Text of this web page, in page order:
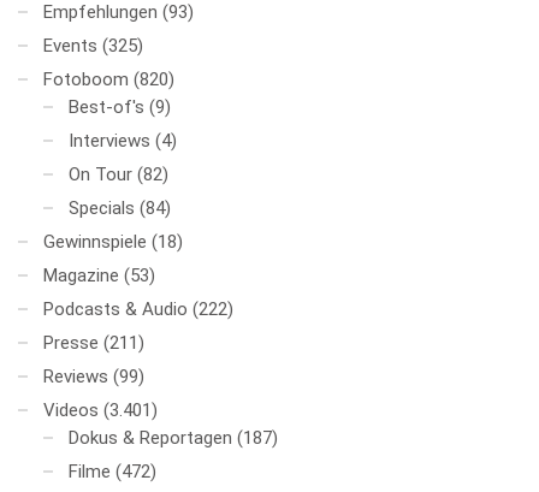
Empfehlungen (93)
Events (325)
Fotoboom (820)
Best-of's (9)
Interviews (4)
On Tour (82)
Specials (84)
Gewinnspiele (18)
Magazine (53)
Podcasts & Audio (222)
Presse (211)
Reviews (99)
Videos (3.401)
Dokus & Reportagen (187)
Filme (472)